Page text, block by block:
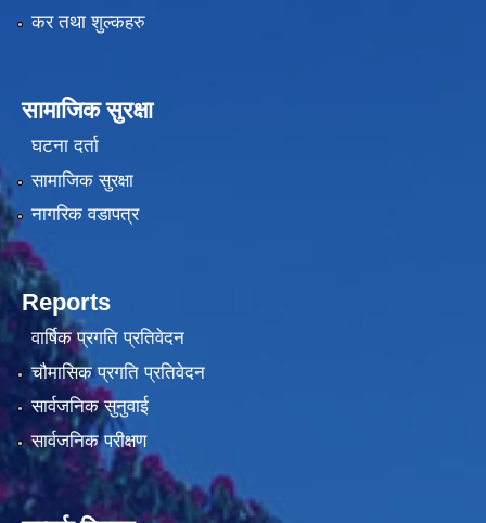
कर तथा शुल्कहरु
सामाजिक सुरक्षा
घटना दर्ता
सामाजिक सुरक्षा
नागरिक वडापत्र
Reports
वार्षिक प्रगति प्रतिवेदन
चौमासिक प्रगति प्रतिवेदन
सार्वजनिक सुनुवाई
सार्वजनिक परीक्षण